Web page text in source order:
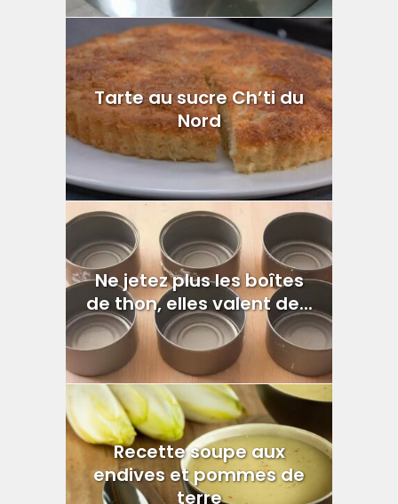
Tarte au sucre Ch’ti du
Nord
Ne jetez plus les boîtes
de thon, elles valent de...
Recette soupe aux
endives et pommes de
terre